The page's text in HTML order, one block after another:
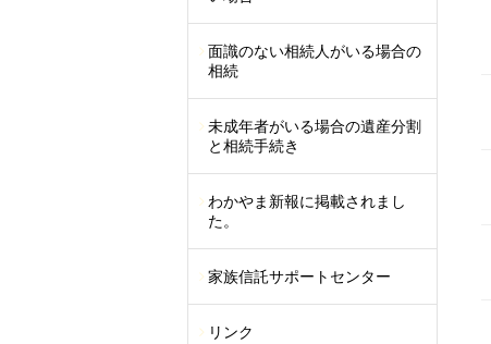
面識のない相続人がいる場合の
相続
未成年者がいる場合の遺産分割
と相続手続き
わかやま新報に掲載されまし
た。
家族信託サポートセンター
リンク